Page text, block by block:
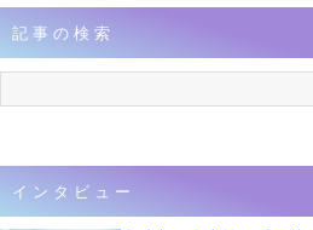
記事の検索
インタビュー